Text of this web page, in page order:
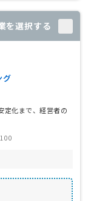
を選択する
グ
定化まで、経営者の